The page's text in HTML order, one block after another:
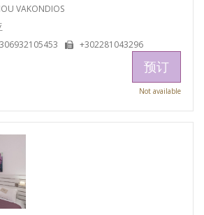
VAKONDIOS
+302281043296
预订
Not available